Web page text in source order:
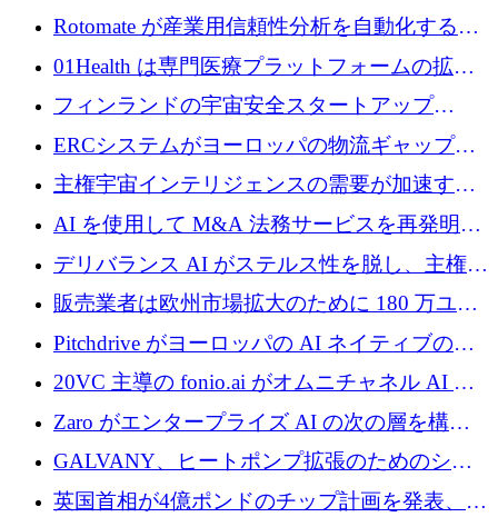
を構築するために 700 万ドルを調達
Rotomate が産業用信頼性分析を自動化するた
めに 210 万ユーロを調達
01Health は専門医療プラットフォームの拡大
に 1,500 万ドルを確保
フィンランドの宇宙安全スタートアップ
Aavuus が、スペースデブリ追跡に取り組むプ
レシード資金を獲得
ERCシステムがヨーロッパの物流ギャップを
埋めるために設計された重量物運搬用eVTOL
であるVictorを発表
主権宇宙インテリジェンスの需要が加速する
中、ICEYEは評価額100億ユーロ以上で4億
5,000万ユーロを調達
AI を使用して M&A 法務サービスを再発明す
るために 110 万ユーロを適切に確保
デリバランス AI がステルス性を脱し、主権の
あるエンタープライズ AI を強化
販売業者は欧州市場拡大のために 180 万ユー
ロを確保
Pitchdrive がヨーロッパの AI ネイティブの創
業者を支援するために 6,000 万ユーロを調達
20VC 主導の fonio.ai がオムニチャネル AI プ
ラットフォームのために 1,700 万ドルを調達
Zaro がエンタープライズ AI の次の層を構築
するために 510 万ドルを獲得
GALVANY、ヒートポンプ拡張のためのシー
ドラウンドで1,000万ユーロを確保
英国首相が4億ポンドのチップ計画を発表、英